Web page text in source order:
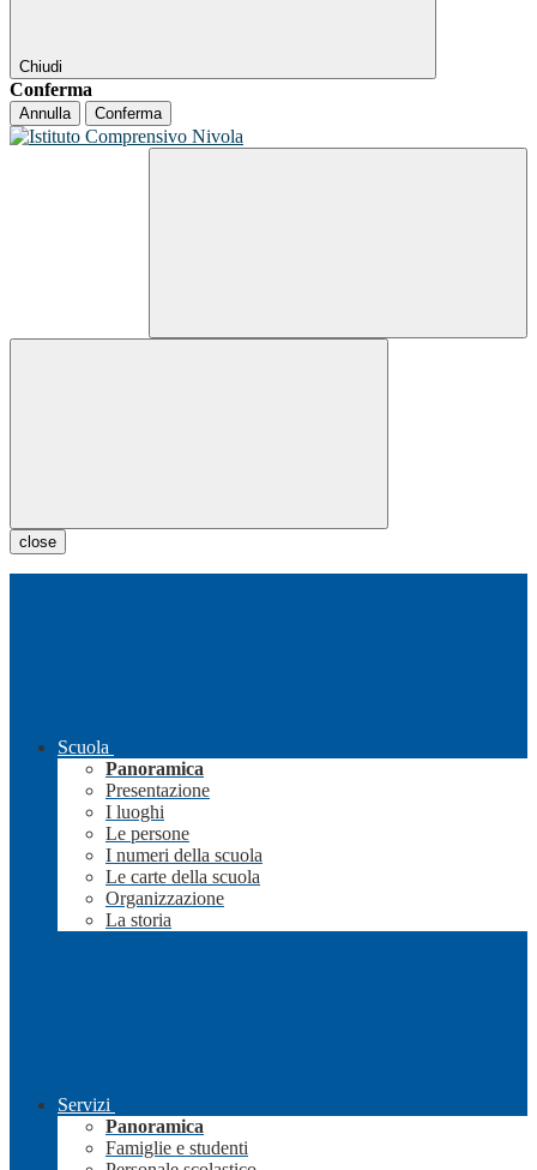
Chiudi
Conferma
Annulla Conferma
close
Scuola
Panoramica
Presentazione
I luoghi
Le persone
I numeri della scuola
Le carte della scuola
Organizzazione
La storia
Servizi
Panoramica
Famiglie e studenti